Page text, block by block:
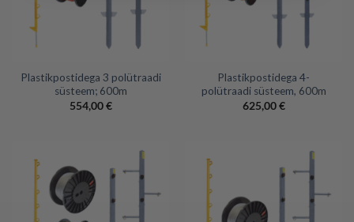
Plastikpostidega 3 polütraadi
süsteem; 600m
554,00€
Plastikpostidega 4-
polütraadi süsteem, 600m
625,00€